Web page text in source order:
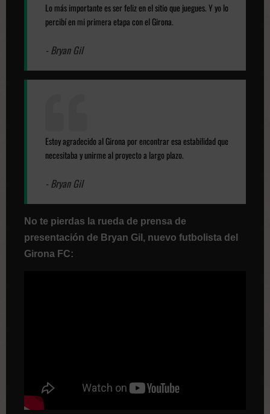
Lo más importante es ser feliz en el sitio que juegues. Y yo lo
percibí en mi primera etapa con el Girona.
- Bryan Gil
Estoy agradecido al Girona por encontrar esa estabilidad que
necesitaba y unirme al proyecto a largo plazo.
- Bryan Gil
No te pierdas la rueda de prensa de
presentación de Bryan Gil, nuevo futbolista del
Girona FC: